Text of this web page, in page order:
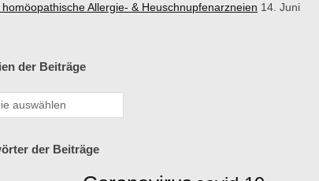
Allergie- & Heuschnupfenarzneien 14. Juni
der Beiträge
der Beiträge